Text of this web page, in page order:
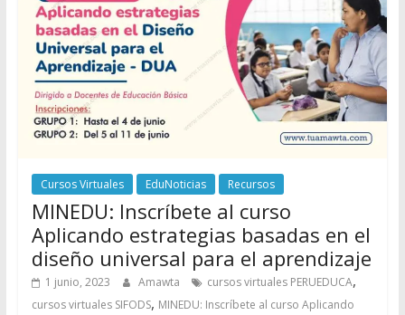
Cursos Virtuales EduNoticias Recursos
MINEDU: Inscríbete al curso
Aplicando estrategias basadas en el
diseño universal para el aprendizaje
1 junio, 2023 Amawta cursos virtuales PERUEDUCA,
cursos virtuales SIFODS, MINEDU: Inscríbete al curso Aplicando